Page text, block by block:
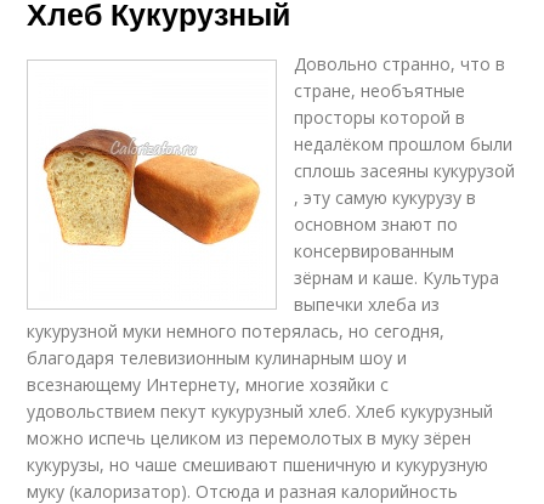
Хлеб Кукурузный
Довольно странно, что в
стране, необъятные
просторы которой в
недалёком прошлом были
сплошь засеяны кукурузой
, эту самую кукурузу в
основном знают по
консервированным
зёрнам и каше. Культура
выпечки хлеба из
кукурузной муки немного потерялась, но сегодня,
благодаря телевизионным кулинарным шоу и
всезнающему Интернету, многие хозяйки с
удовольствием пекут кукурузный хлеб. Хлеб кукурузный
можно испечь целиком из перемолотых в муку зёрен
кукурузы, но чаше смешивают пшеничную и кукурузную
муку (калоризатор). Отсюда и разная калорийность